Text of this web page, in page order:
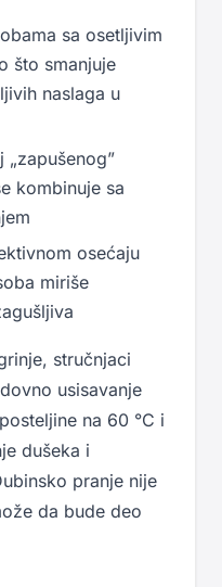
sa osetljivim
što smanjuje
naslaga u
kombinuje sa
osećaju
miriše
stručnjaci
usisavanje
na 60 °C i
dušeka i
pranje nije
da bude deo